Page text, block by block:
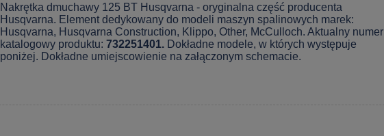
Nakrętka dmuchawy 125 BT Husqvarna - oryginalna część producenta
Husqvarna. Element dedykowany do modeli maszyn spalinowych marek:
Husqvarna, Husqvarna Construction, Klippo, Other, McCulloch. Aktualny numer
katalogowy produktu:732251401. Dokładne modele, w których występuje
poniżej. Dokładne umiejscowienie na załączonym schemacie.